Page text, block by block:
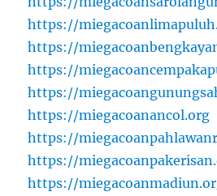
https://
https://
https://
https://
https://miegacoanancol.org
https://
https://
https://